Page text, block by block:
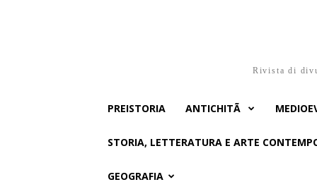
Rivista di
PREISTORIA ANTICHITÃ
STORIA, LETTERATURA E ARTE
GEOGRAFIA